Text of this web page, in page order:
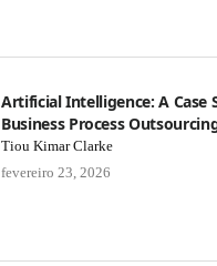
Artificial Intelligence: A Case
Business Process
Tiou Kimar Clarke
fevereiro 23, 2026